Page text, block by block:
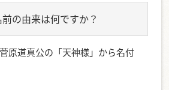
前の由来は何ですか？
原道真公の「天神様」から名付